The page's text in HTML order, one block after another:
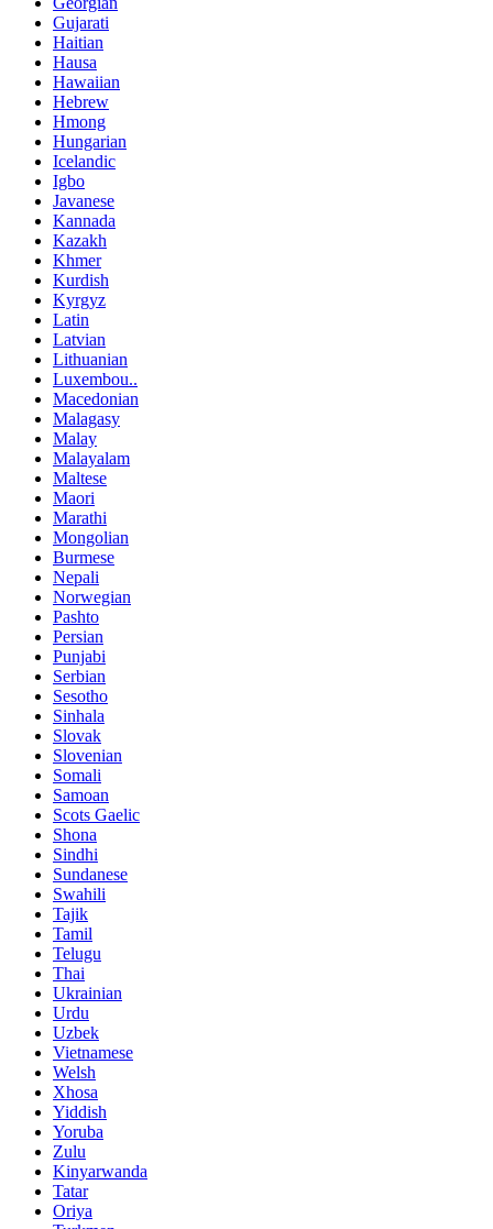
Gujarati
Haitian
Hausa
Hawaiian
Hebrew
Hmong
Hungarian
Icelandic
Igbo
Javanese
Kannada
Kazakh
Khmer
Kurdish
Kyrgyz
Latin
Latvian
Lithuanian
Luxembou..
Macedonian
Malagasy
Malay
Malayalam
Maltese
Maori
Marathi
Mongolian
Burmese
Nepali
Norwegian
Pashto
Persian
Punjabi
Serbian
Sesotho
Sinhala
Slovak
Slovenian
Somali
Samoan
Scots Gaelic
Shona
Sindhi
Sundanese
Swahili
Tajik
Tamil
Telugu
Thai
Ukrainian
Urdu
Uzbek
Vietnamese
Welsh
Xhosa
Yiddish
Yoruba
Zulu
Kinyarwanda
Tatar
Oriya